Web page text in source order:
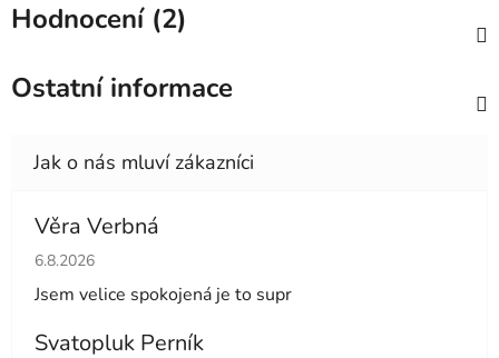
Hodnocení (2)
Ostatní informace
Věra Verbná
Hodnocení obchodu je 5 z 5 hvězdiček.
6.8.2026
Jsem velice spokojená je to supr
Svatopluk Perník